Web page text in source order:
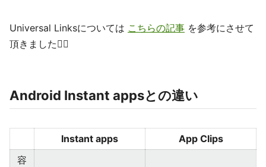
Universal Linksについては こちらの記事 を参考にさせて
頂きました🙇‍♂️
Android Instant appsとの違い
Instant apps
App Clips
容